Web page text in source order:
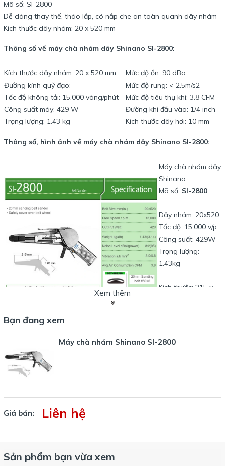
Mã số: SI-2800
Dễ dàng thay thế, tháo lắp, có nắp che an toàn quanh dây nhám
Kích thước dây nhám: 20 x 520 mm
Thông số về máy chà nhám dây Shinano SI-2800:
Kích thước dây nhám: 20 x 520 mm
Đường kính quỹ đạo:
Tốc độ không tải: 15.000 vòng/phút
Công suất máy: 429 W
Trọng lượng: 1.43 kg
Mức độ ồn: 90 dBa
Mức độ rung: < 2.5m/s2
Mức độ tiêu thụ khí: 3.8 CFM
Đường khí đầu vào: 1/4 inch
Kích thước dây hơi: 10 mm
Thông số, hình ảnh về máy chà nhám dây Shinano SI-2800:
Máy chà nhám dây
Shinano
Mã số: SI-2800
Dây nhám: 20x520
Tốc độ: 15.000 v/p
Công suất: 429W
Trọng lượng:
1.43kg
Kích thước: 215 x
Đối với máy chà nhám dây kích thước 10x330mm, tham khảo
Xem thêm
Bạn đang xem
Máy chà nhám Shinano SI-2800
Giá bán: Liên hệ
Sản phẩm bạn vừa xem